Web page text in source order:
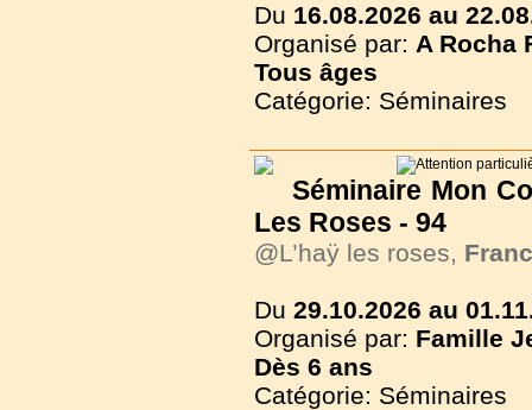
Du 16.08.2026 au
Organisé par: A Rocha
Tous âges
Catégorie: Séminaires
Séminaire Mon
Les Roses - 94
@L’haÿ les roses,
Du 29.10.2026 au
Organisé par: Famille
Dès 6 ans
Catégorie: Séminaires